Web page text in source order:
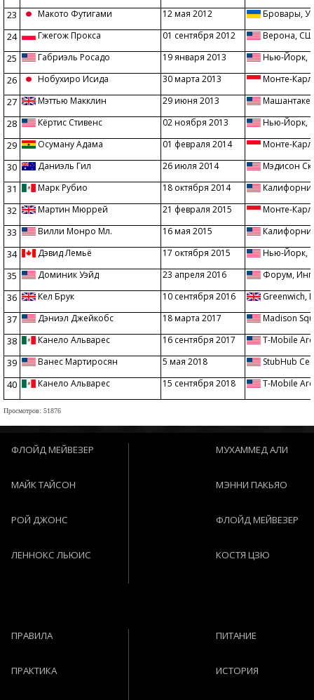
23 Макото Футигами 12 мая 2012 Бровары,
24 Гжегож Прокса 01 сентября 2012 Верона,
25 Габриэль Росадо 19 января 2013 Нью-Йорк,
26 Нобухиро Исида 30 марта 2013 Монте-
27 Мэттью Макклин 29 июня 2013
28 Кёртис Стивенс 02 ноября 2013 Нью-Йорк,
29 Осуману Адама 01 февраля 2014 Монте-
30 Даниэль Гил 26 июля 2014 Мэдисон
31 Марк Рубио 18 октября 2014
32 Мартин Мюррей 21 февраля 2015 Монте-
33 Вилли Монро Мл. 16 мая 2015
34 Дэвид Лемьё 17 октября 2015 Нью-Йорк,
35 Доминик Уэйд 23 апреля 2016 Форум,
36 Кел Брук 10 сентября 2016 Greenwich,
37 Дэниэл Джейкобс 18 марта 2017 Madison
38 Канело Альварес 16 сентября 2017 T-Mobile
39 Ванес Мартиросян 5 мая 2018 StubHub
40 Канело Альварес 15 сентября 2018 T-Mobile
Просмотров: 51876
ФЛОЙД МЕЙВЕЗЕР
МАЙК ТАЙСОН
РОЙ ДЖОНС
ЛЕННОКС ЛЬЮИС
МУХАММЕД АЛИ
МЭННИ ПАКЬЯО
ФЛОЙД МЕЙВЕЗЕР
КОСТЯ ЦЗЮ
ПРАВИЛА
ПРАКТИКА
ПИТАНИЕ
ИСТОРИЯ